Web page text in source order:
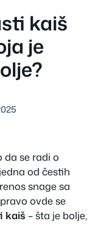
kaiš
je
se radi o
od čestih
snage sa
ovde se
kaiš – šta je bolje,